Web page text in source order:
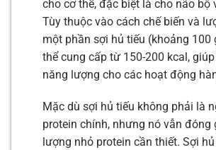
cho cơ thể, đặc biệt là cho não bộ
Tùy thuộc vào cách chế biến và
một phần sợi hủ tiếu (khoảng 100
thể cung cấp từ 150-200 kcal,
năng lượng cho các hoạt động
Mặc dù sợi hủ tiếu không phải là
protein chính, nhưng nó vẫn đóng
lượng nhỏ protein cần thiết. Sợi